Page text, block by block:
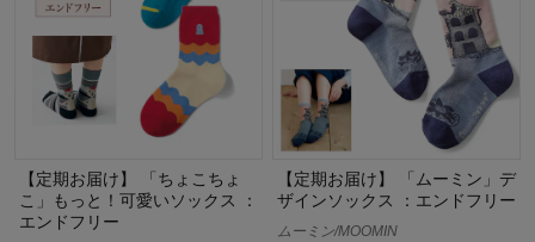
【定期お届け】 「ちょこちょ
こ」もっと！可愛いソックス ：
エンドフリー
【定期お届け】 「ムーミン」デ
ザインソックス ：エンドフリー
ムーミン/MOOMIN